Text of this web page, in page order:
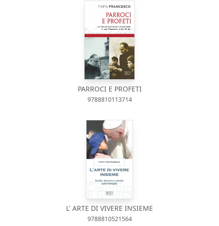
PARROCI E PROFETI
9788810113714
L' ARTE DI VIVERE INSIEME
9788810521564